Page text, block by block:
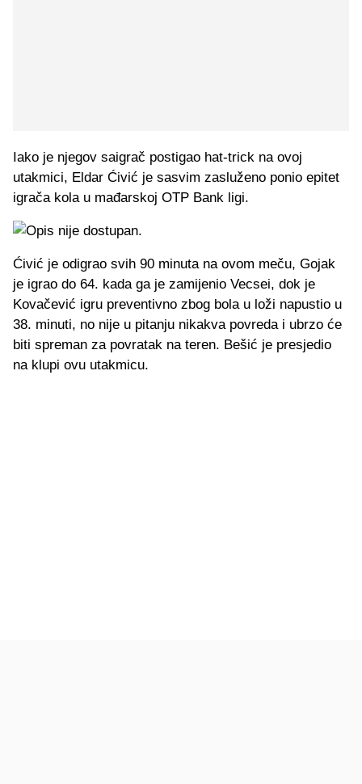
Iako je njegov saigrač postigao hat-trick na ovoj
utakmici, Eldar Ćivić je sasvim zasluženo ponio epitet
igrača kola u mađarskoj OTP Bank ligi.
Ćivić je odigrao svih 90 minuta na ovom meču, Gojak
je igrao do 64. kada ga je zamijenio Vecsei, dok je
Kovačević igru preventivno zbog bola u loži napustio u
38. minuti, no nije u pitanju nikakva povreda i ubrzo će
biti spreman za povratak na teren. Bešić je presjedio
na klupi ovu utakmicu.